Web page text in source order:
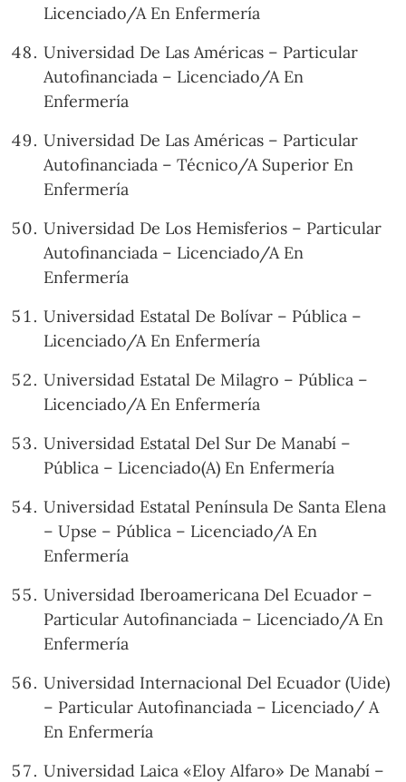
Licenciado/A En Enfermería
Universidad De Las Américas – Particular
Autofinanciada – Licenciado/A En
Enfermería
Universidad De Las Américas – Particular
Autofinanciada – Técnico/A Superior En
Enfermería
Universidad De Los Hemisferios – Particular
Autofinanciada – Licenciado/A En
Enfermería
Universidad Estatal De Bolívar – Pública –
Licenciado/A En Enfermería
Universidad Estatal De Milagro – Pública –
Licenciado/A En Enfermería
Universidad Estatal Del Sur De Manabí –
Pública – Licenciado(A) En Enfermería
Universidad Estatal Península De Santa Elena
– Upse – Pública – Licenciado/A En
Enfermería
Universidad Iberoamericana Del Ecuador –
Particular Autofinanciada – Licenciado/A En
Enfermería
Universidad Internacional Del Ecuador (Uide)
– Particular Autofinanciada – Licenciado/ A
En Enfermería
Universidad Laica «Eloy Alfaro» De Manabí –